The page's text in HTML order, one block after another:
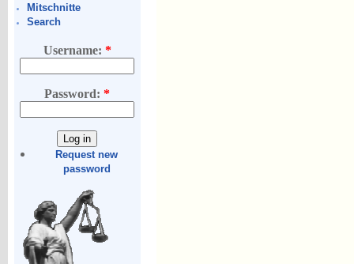
Mitschnitte
Search
Username: *
Password:*
Request new
password